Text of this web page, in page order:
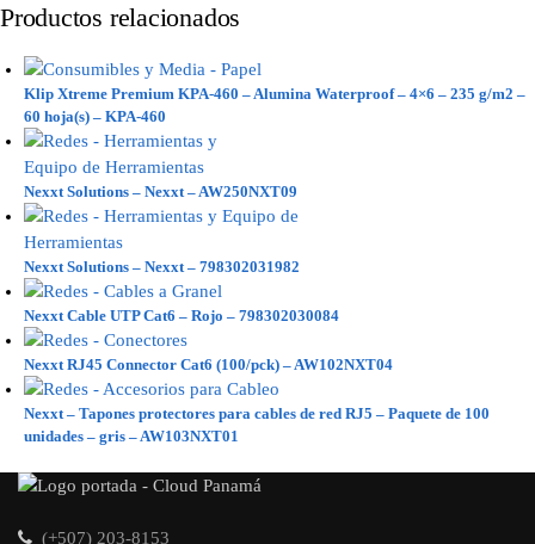
Productos relacionados
Klip Xtreme Premium KPA-460 – Alumina Waterproof – 4×6 – 235 g/m2 –
60 hoja(s) – KPA-460
Nexxt Solutions – Nexxt – AW250NXT09
Nexxt Solutions – Nexxt – 798302031982
Nexxt Cable UTP Cat6 – Rojo – 798302030084
Nexxt RJ45 Connector Cat6 (100/pck) – AW102NXT04
Nexxt – Tapones protectores para cables de red RJ5 – Paquete de 100
unidades – gris – AW103NXT01
(+507) 203-8153